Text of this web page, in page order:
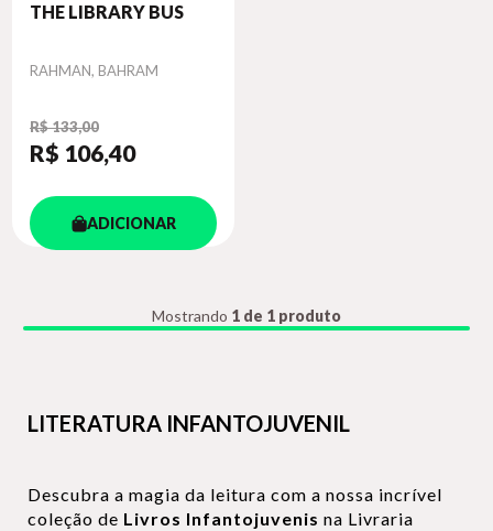
THE LIBRARY BUS
Autor
RAHMAN, BAHRAM
R$ 133,00
R$ 106,40
ADICIONAR
Mostrando 1 de 1 produto
LITERATURA INFANTOJUVENIL
Descubra a magia da leitura com a nossa incrível
coleção de Livros Infantojuvenis na Livraria